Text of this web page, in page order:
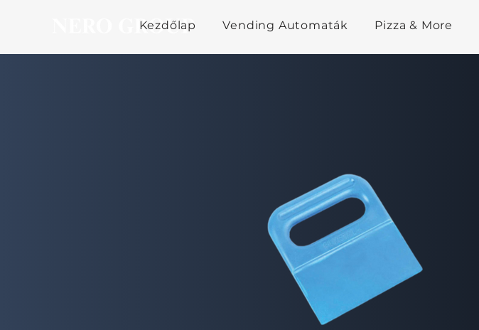
Kezdőlap Vending Automaták Pizza & More